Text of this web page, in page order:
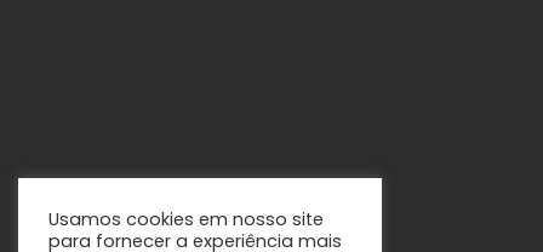
Usamos cookies em nosso site
para fornecer a experiência mais